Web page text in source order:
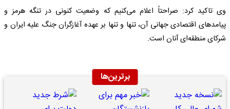
وی تاکید کرد: صراحتاً اعلام می‌کنیم که وضعیت کنونی در تنگه هرمز و
پیامدهای اقتصادی جهانی آن، تنها و تنها بر عهده آغازگران جنگ علیه ایران و
شرکای منطقه‌ای آنان است.
برترین‌ها